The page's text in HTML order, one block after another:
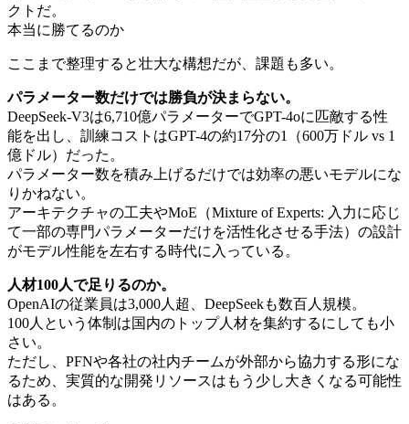
クトだ。
本当に勝てるのか
ここまで整理すると壮大な構想だが、課題も多い。
パラメーター数だけでは勝負が決まらない。
DeepSeek-V3は6,710億パラメーターでGPT-4oに匹敵する性
能を出し、訓練コストはGPT-4の約17分の1（600万ドル vs 1
億ドル）だった。
パラメーター数を積み上げるだけでは効率の悪いモデルにな
りかねない。
アーキテクチャの工夫やMoE（Mixture of Experts: 入力に応じ
て一部の専門パラメーターだけを活性化させる手法）の設計
がモデル性能を左右する時代に入っている。
人材100人で足りるのか。
OpenAIの従業員は3,000人超、DeepSeekも数百人規模。
100人という体制は国内のトップ人材を集約するにしても小
さい。
ただし、PFNや各社の社内チームが外部から協力する形にな
るため、実質的な開発リソースはもう少し大きくなる可能性
はある。